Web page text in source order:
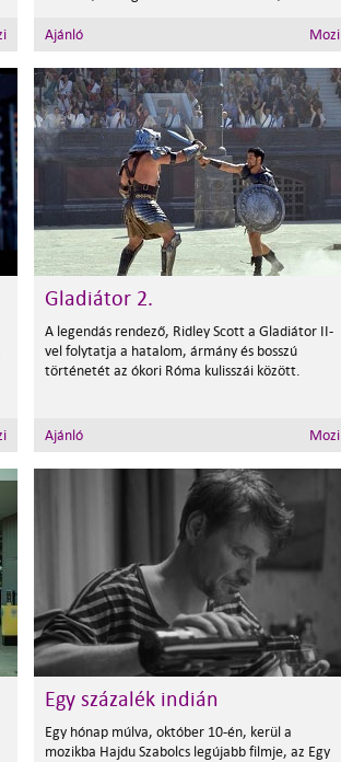
Ajánló Mozi
Gladiátor 2.
A legendás rendező, Ridley Scott a Gladiátor II-
vel folytatja a hatalom, ármány és bosszú
történetét az ókori Róma kulisszái között.
Ajánló Mozi
Egy százalék indián
Egy hónap múlva, október 10-én, kerül a
mozikba Hajdu Szabolcs legújabb filmje, az Egy